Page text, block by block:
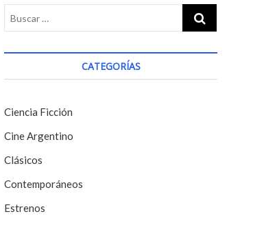
CATEGORÍAS
Ciencia Ficción
Cine Argentino
Clásicos
Contemporáneos
Estrenos